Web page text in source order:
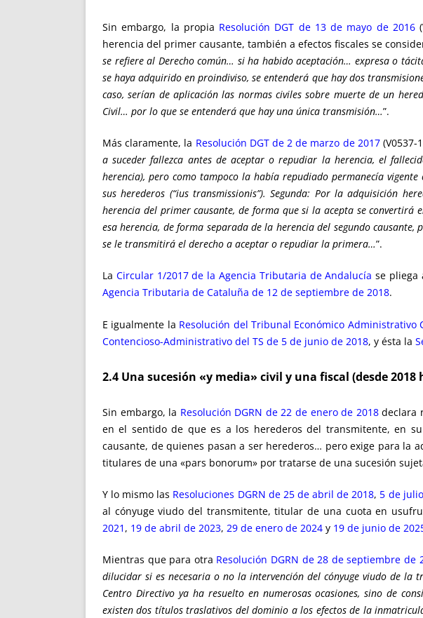
Sin embargo, la propia Resolución DGT de 13 de mayo de 2016
herencia del primer causante, también a efectos fiscales se
se refiere al Derecho común… si ha habido aceptación… expresa o
se haya adquirido en proindiviso, se entenderá que hay dos
caso, serían de aplicación las normas civiles sobre muerte de un
Civil… por lo que se entenderá que hay una única transmisión…”.
Más claramente, la Resolución DGT de 2 de marzo de 2017(V0537-
a suceder fallezca antes de aceptar o repudiar la herencia, el
herencia), pero como tampoco la había repudiado permanecía
sus herederos (“ius transmissionis”). Segunda: Por la adquisición
herencia del primer causante, de forma que si la acepta se
esa herencia, de forma separada de la herencia del segundo
se le transmitirá el derecho a aceptar o repudiar la primera…”.
La Circular 1/2017 de la Agencia Tributaria de Andalucía se pliega
Agencia Tributaria de Cataluña de 12 de septiembre de 2018.
E igualmente la Resolución del Tribunal Económico Administrativo
Contencioso-Administrativo del TS de 5 de junio de 2018, y ésta la
2.4 Una sucesión «y media» civil y una fiscal (desde 2018
Sin embargo, la Resolución DGRN de 22 de enero de 2018declara
en el sentido de que es a los herederos del transmitente, en
causante, de quienes pasan a ser herederos… pero exige para la
titulares de una «pars bonorum» por tratarse de una sucesión
Y lo mismo las Resoluciones DGRN de 25 de abril de 2018, 5 de
al cónyuge viudo del transmitente, titular de una cuota en
2021 , 19 de abril de 2023, 29 de enero de 2024 y 19 de junio de
Mientras que para otra Resolución DGRN de 28 de septiembre de
dilucidar si es necesaria o no la intervención del cónyuge viudo de
Centro Directivo ya ha resuelto en numerosas ocasiones, sino de
existen dos títulos traslativos del dominio a los efectos de la